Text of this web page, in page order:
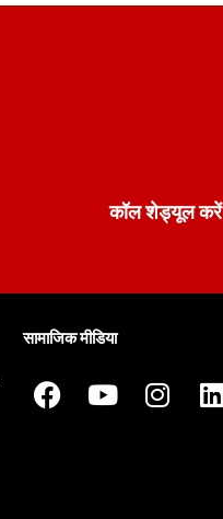
कॉल शेड्यूल करें
सामाजिक मीडिया